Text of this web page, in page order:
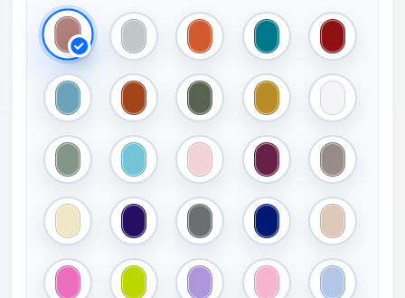
Old Pink Light Grey Cinnamon Deep Blue Deep Red
Jeans Blue Terra Army Green Mustard White
Old Green Pacific Blue Blossom PinkBurgundy
Ivory Purple Anthracite GreyTrue Blue Sand
Pink Lime Green Light Purple Light Pink Light Blue